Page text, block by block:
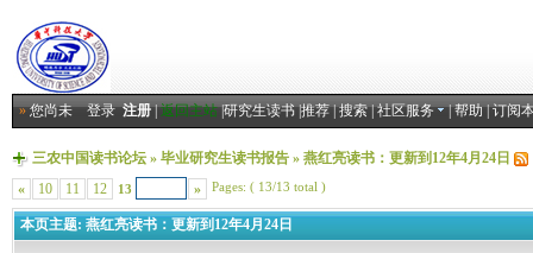
»您尚未登录 注册|返回主站|研究生读书|推荐|搜索|社区服务 |帮助|订阅
三农中国读书论坛» 毕业研究生读书报告» 燕红亮读书：更新到12年4月24日
«
10 11 12 13 » Pages: ( 13/13 total )
本页主题: 燕红亮读书：更新到12年4月24日